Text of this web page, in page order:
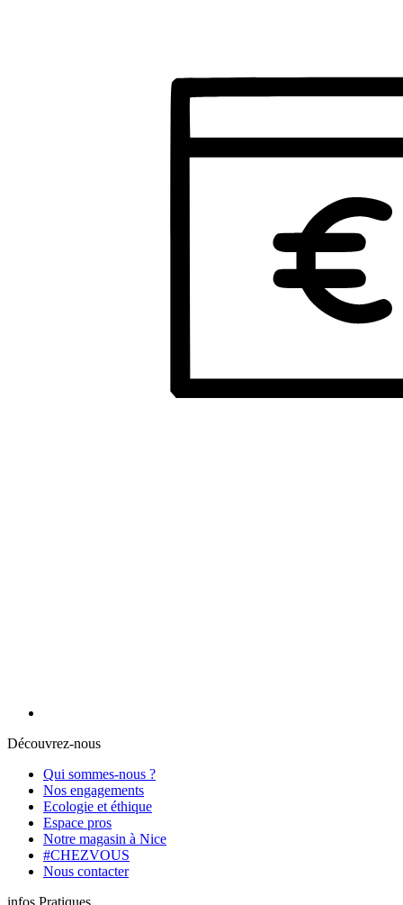
Découvrez-nous
Qui sommes-nous ?
Nos engagements
Ecologie et éthique
Espace pros
Notre magasin à Nice
#CHEZVOUS
Nous contacter